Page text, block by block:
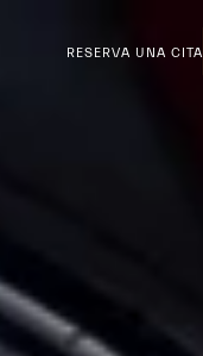
RESERVA UNA CITA